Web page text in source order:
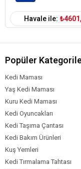
✔İki evcil hayvanınızı
mükemmel bir taşıma
✔
Güvenli, konforlu ve
dostlarınızın hayatını
Zampa Twins Kedi &
yanınıza alarak keyifli
Havale ile:
Popüler
Kedi Maması
Yaş Kedi Maması
Kuru Kedi Maması
Kedi Oyuncakları
Kedi Taşıma Çantası
Kedi Bakım Ürünleri
Kuş Yemleri
Kedi Tırmalama Tahtası